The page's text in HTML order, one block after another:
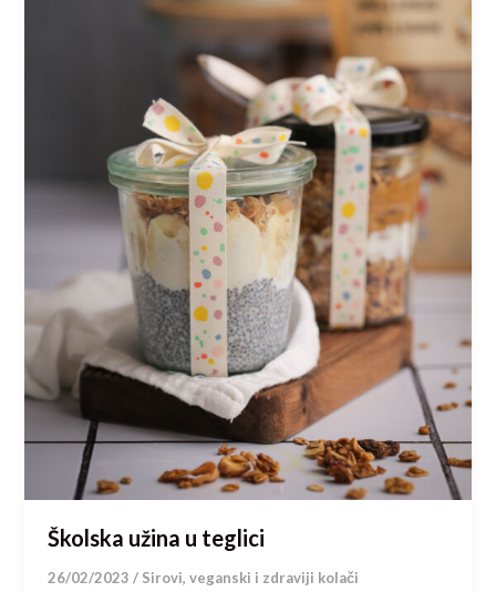
Školska užina u teglici
26/02/2023 / Sirovi, veganski i zdraviji kolači